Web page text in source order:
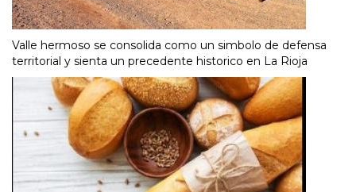
Valle hermoso se consolida como un simbolo de defensa
territorial y sienta un precedente historico en La Rioja